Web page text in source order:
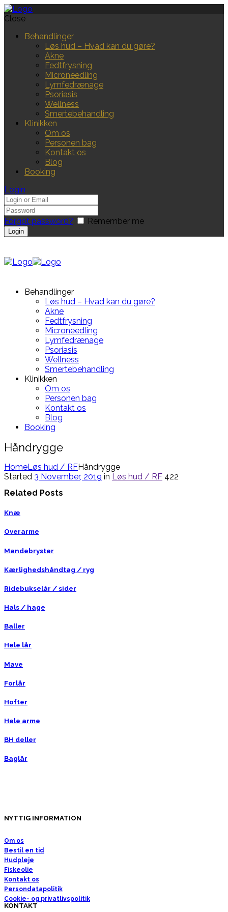
Close
Behandlinger
Løs hud – Hvad kan du gøre?
Akne
Fedtfrysning
Microneedling
Lymfedrænage
Psoriasis
Wellness
Smertebehandling
Klinikken
Om os
Personen bag
Kontakt os
Blog
Booking
Login
Forgot password? Remember me
Behandlinger
Løs hud – Hvad kan du gøre?
Akne
Fedtfrysning
Microneedling
Lymfedrænage
Psoriasis
Wellness
Smertebehandling
Klinikken
Om os
Personen bag
Kontakt os
Blog
Booking
Håndrygge
HomeLøs hud / RFHåndrygge
Started 3 November, 2019 in Løs hud / RF 422
Related Posts
Knæ
Overarme
Mandebryster
Kærlighedshåndtag / ryg
Ridebukselår / sider
Hals / hage
Baller
Hele lår
Mave
Forlår
Hofter
Hele arme
BH deller
Baglår
NYTTIG INFORMATION
Om os
Bestil en tid
Hudpleje
Fiskeolie
Kontakt os
Persondatapolitik
Cookie- og privatlivspolitik
KONTAKT